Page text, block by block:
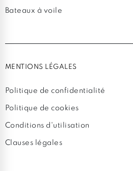
Bateaux à voile
MENTIONS LÉGALES
Politique de confidentialité
Politique de cookies
Conditions d'utilisation
Clauses légales